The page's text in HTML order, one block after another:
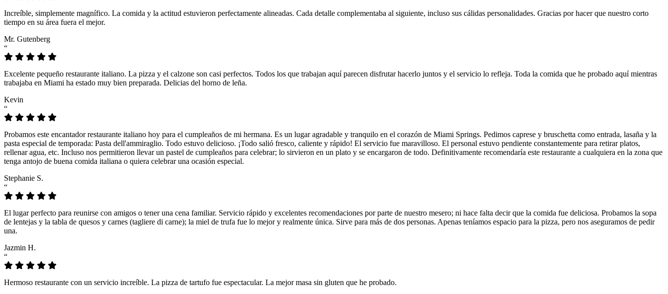
Increíble, simplemente magnífico. La comida y la actitud estuvieron perfectamente alineadas. Cada detalle complementaba al siguiente, incluso sus cálidas personalidades. Gracias por hacer que nuestro corto
tiempo en su área fuera el mejor.
Mr. Gutenberg
“
Excelente pequeño restaurante italiano. La pizza y el calzone son casi perfectos. Todos los que trabajan aquí parecen disfrutar hacerlo juntos y el servicio lo refleja. Toda la comida que he probado aquí mientras
trabajaba en Miami ha estado muy bien preparada. Delicias del horno de leña.
Kevin
“
Probamos este encantador restaurante italiano hoy para el cumpleaños de mi hermana. Es un lugar agradable y tranquilo en el corazón de Miami Springs. Pedimos caprese y bruschetta como entrada, lasaña y la
pasta especial de temporada: Pasta dell'ammiraglio. Todo estuvo delicioso. ¡Todo salió fresco, caliente y rápido! El servicio fue maravilloso. El personal estuvo pendiente constantemente para retirar platos,
rellenar agua, etc. Incluso nos permitieron llevar un pastel de cumpleaños para celebrar; lo sirvieron en un plato y se encargaron de todo. Definitivamente recomendaría este restaurante a cualquiera en la zona que
tenga antojo de buena comida italiana o quiera celebrar una ocasión especial.
Stephanie S.
“
El lugar perfecto para reunirse con amigos o tener una cena familiar. Servicio rápido y excelentes recomendaciones por parte de nuestro mesero; ni hace falta decir que la comida fue deliciosa. Probamos la sopa
de lentejas y la tabla de quesos y carnes (tagliere di carne); la miel de trufa fue lo mejor y realmente única. Sirve para más de dos personas. Apenas teníamos espacio para la pizza, pero nos aseguramos de pedir
una.
Jazmin H.
“
Hermoso restaurante con un servicio increíble. La pizza de tartufo fue espectacular. La mejor masa sin gluten que he probado.